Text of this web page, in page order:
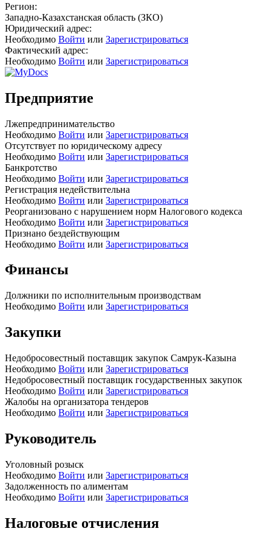
Регион:
Западно-Казахстанская область (ЗКО)
Юридический адрес:
Необходимо Войти или Зарегистрироваться
Фактический адрес:
Необходимо Войти или Зарегистрироваться
Предприятие
Лжепредпринимательство
Необходимо Войти или Зарегистрироваться
Отсутствует по юридическому адресу
Необходимо Войти или Зарегистрироваться
Банкротство
Необходимо Войти или Зарегистрироваться
Регистрация недействительна
Необходимо Войти или Зарегистрироваться
Реорганизовано с нарушением норм Налогового кодекса
Необходимо Войти или Зарегистрироваться
Признано бездействующим
Необходимо Войти или Зарегистрироваться
Финансы
Должники по исполнительным производствам
Необходимо Войти или Зарегистрироваться
Закупки
Недобросовестный поставщик закупок Самрук-Казына
Необходимо Войти или Зарегистрироваться
Недобросовестный поставщик государственных закупок
Необходимо Войти или Зарегистрироваться
Жалобы на организатора тендеров
Необходимо Войти или Зарегистрироваться
Руководитель
Уголовный розыск
Необходимо Войти или Зарегистрироваться
Задолженность по алиментам
Необходимо Войти или Зарегистрироваться
Налоговые отчисления